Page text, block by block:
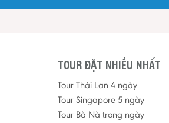
TOUR ĐẶT NHIỀU NHẤT
Tour Thái Lan 4 ngày
Tour Singapore 5 ngày
Tour Bà Nà trong ngày